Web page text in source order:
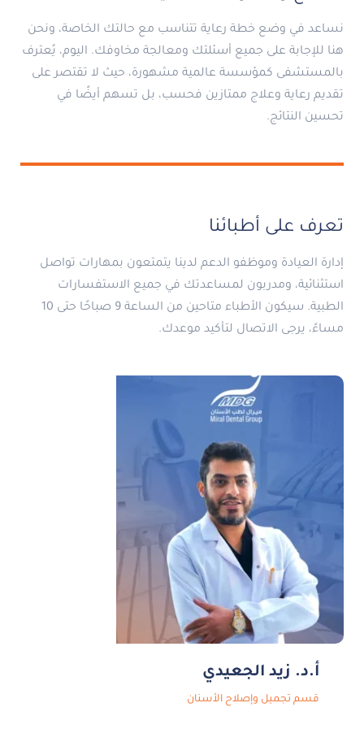
نساعد في وضع خطة رعاية تتناسب مع حالتك الخاصة، ونحن
هنا للإجابة على جميع أسئلتك ومعالجة مخاوفك. اليوم، يُعترف
بالمستشفى كمؤسسة عالمية مشهورة، حيث لا تقتصر على
تقديم رعاية وعلاج ممتازين فحسب، بل تسهم أيضًا في
تحسين النتائج.
تعرف على أطبائنا
إدارة العيادة وموظفو الدعم لدينا يتمتعون بمهارات تواصل
استثنائية، ومدربون لمساعدتك في جميع الاستفسارات
الطبية. سيكون الأطباء متاحين من الساعة 9 صباحًا حتى 10
مساءً، يرجى الاتصال لتأكيد موعدك.
أ.د. زيد الجعيدي
قسم تجميل وإصلاح الأسنان